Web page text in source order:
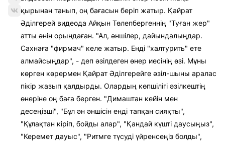
қырынан танып, оң бағасын беріп жатыр. Қайрат
Әділгерей видеода Айқын Төлепбергеннің "Туған жер"
атты әнін орындаған. "Ал, әншілер, дайындалыңдар.
Сахнаға "фирмач" келе жатыр. Енді "халтурить" ете
алмайсыңдар", - деп әзілдеген өнер иесінің өзі. Мұны
көрген көрермен Қайрат Әділгерейге әзіл-шыны аралас
пікір жазып қалдырды. Олардың көпшілігі әзілкештің
өнеріне оң баға берген. "Димаштан кейін мен
десеңізші", "Бұл ән әншісін енді тапқан сияқты",
"Құлақтан кіріп, бойды алар", "Қандай күшті даусыңыз",
"Керемет дауыс", "Ритмге түсуді үйренсеңіз болды",